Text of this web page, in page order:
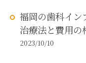
福岡の歯科イン
治療法と費用の
2023/10/10